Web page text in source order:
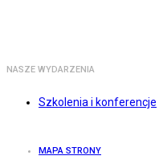
NASZE WYDARZENIA
Szkolenia i konferencje
MAPA STRONY